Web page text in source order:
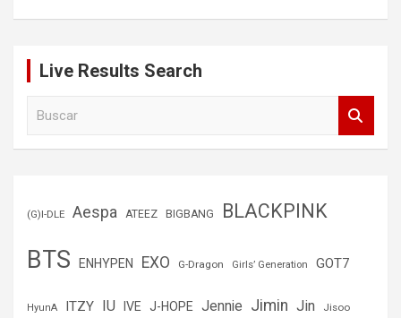
Live Results Search
(G)I-DLE Aespa ATEEZ BIGBANG BLACKPINK
BTS ENHYPEN EXO G-Dragon Girls’ Generation GOT7
HyunA ITZY IU IVE J-HOPE Jennie Jimin Jin Jisoo